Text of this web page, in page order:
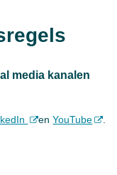
media kanalen
enYouTube